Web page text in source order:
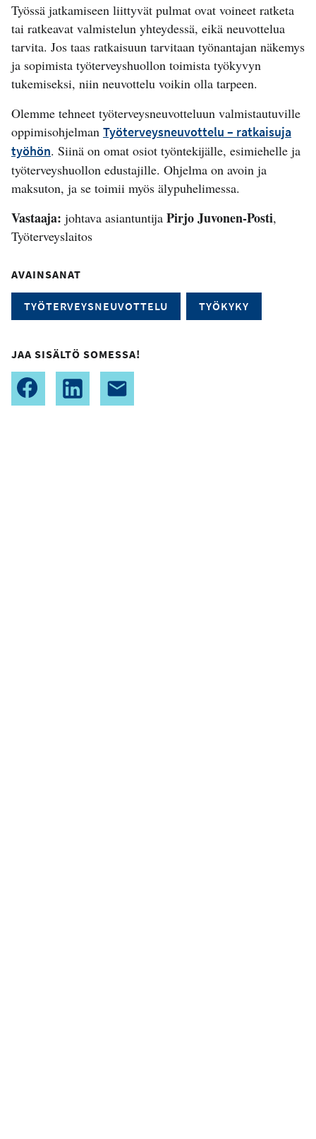
Työssä jatkamiseen liittyvät pulmat ovat voineet ratketa
tai ratkeavat valmistelun yhteydessä, eikä neuvottelua
tarvita. Jos taas ratkaisuun tarvitaan työnantajan näkemys
ja sopimista työterveyshuollon toimista työkyvyn
tukemiseksi, niin neuvottelu voikin olla tarpeen.
Olemme tehneet työterveysneuvotteluun valmistautuville
oppimisohjelman Työterveysneuvottelu – ratkaisuja
työhön. Siinä on omat osiot työntekijälle, esimiehelle ja
työterveyshuollon edustajille. Ohjelma on avoin ja
maksuton, ja se toimii myös älypuhelimessa.
Vastaaja: johtava asiantuntija Pirjo Juvonen-Posti,
Työterveyslaitos
AVAINSANAT
TYÖTERVEYSNEUVOTTELU TYÖKYKY
JAA SISÄLTÖ SOMESSA!